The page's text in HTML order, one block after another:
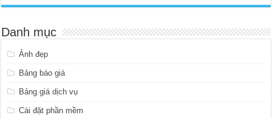
Danh mục
Ảnh đẹp
Bảng báo giá
Bảng giá dịch vụ
Cài đặt phần mềm